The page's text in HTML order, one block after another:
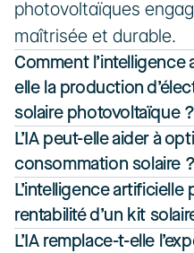
photovoltaïques
maîtrisée et durable.
Comment l’intelligence
elle la production
solaire photovoltaïque ?
L’IA peut-elle aider à
consommation solaire ?
L’intelligence artificielle
rentabilité d’un kit
L’IA remplace-t-elle